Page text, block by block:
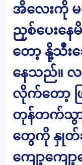
အိလေးကို မ
ညှစ်ပေးနေ
တော့ နို့သီးခ
နေသည်။
လိုက်တော့
တုန်တက်သွာ
တွေကို နှုတ်
ကျော့ကျ